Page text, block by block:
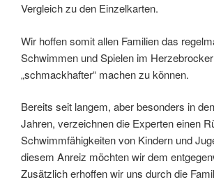
Vergleich zu den Einzelkarten.
Wir hoffen somit allen Familien das
Schwimmen und Spielen im
„schmackhafter“ machen zu können.
Bereits seit langem, aber besonders in
Jahren, verzeichnen die Experten einen
Schwimmfähigkeiten von Kindern und
diesem Anreiz möchten wir dem
Zusätzlich erhoffen wir uns durch die